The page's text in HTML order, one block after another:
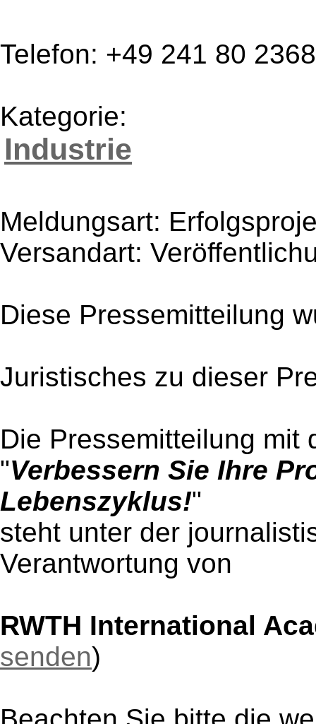
Telefon: +49 241 80
Kategorie:
Industrie
Meldungsart:
Versandart:
Diese Pressemitteilung
Juristisches zu dieser
Die Pressemitteilung mit
"Verbessern Sie Ihre
Lebenszyklus!"
steht unter der
Verantwortung von
RWTH International
senden)